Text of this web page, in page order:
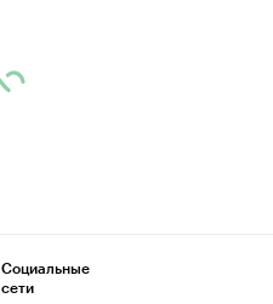
Социальные
сети